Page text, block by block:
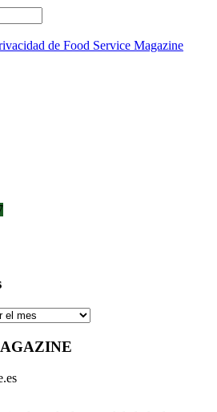
de Food Service Magazine